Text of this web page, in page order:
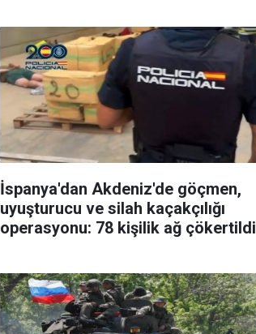
İspanya'dan Akdeniz'de göçmen,
uyuşturucu ve silah kaçakçılığı
operasyonu: 78 kişilik ağ çökertildi